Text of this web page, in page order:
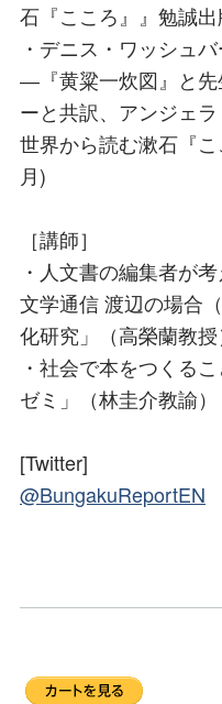
石『こころ』』勉誠
・デニス・ワッシュ
―『黄粱一炊図』と
ーと共訳、アンジェ
世界から読む漱石『
月)
［講師］
・人文書の編集者が
文学通信 渡辺の場合
化研究」（高榮蘭教授
・社会で本をつくる
ゼミ」（林圭介教諭）
[Twitter]
@BungakuReportEN